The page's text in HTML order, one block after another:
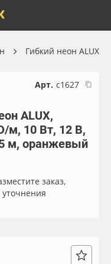
Гибкий неон ALUX
Арт. с1627
ALUX,
м, 10 Вт, 12 В,
м, оранжевый
заказ,